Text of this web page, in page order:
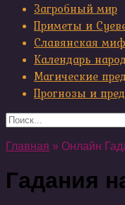
Загробный мир
Приметы и
Славянская
Календарь
Магические
Прогнозы и
Search
for:
Главная » Онлайн
Гадания